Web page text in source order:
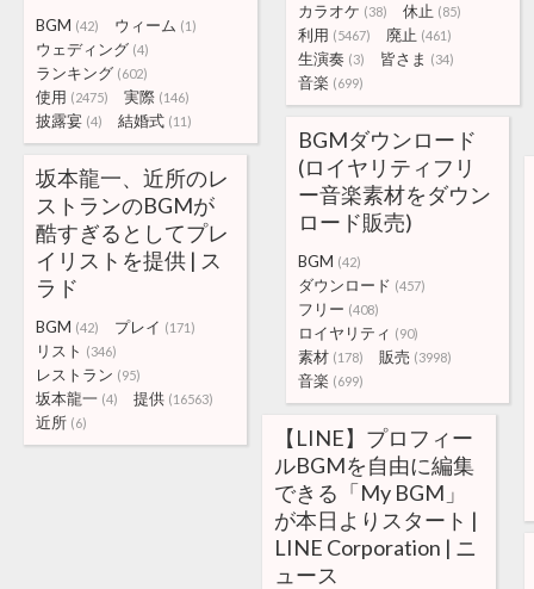
カラオケ (38) 休止 (85)
利用 (5467) 廃止 (461)
生演奏 (3) 皆さま (34)
音楽 (699)
BGM (42) ウィーム (1)
ウェディング (4)
ランキング (602)
使用 (2475) 実際 (146)
披露宴 (4) 結婚式 (11)
BGMダウンロード
(ロイヤリティフリ
ー音楽素材をダウン
ロード販売)
BGM (42)
ダウンロード (457)
フリー (408)
ロイヤリティ (90)
素材 (178) 販売 (3998)
音楽 (699)
坂本龍一、近所のレ
ストランのBGMが
酷すぎるとしてプレ
イリストを提供 | ス
ラド
BGM (42) プレイ (171)
リスト (346)
レストラン (95)
坂本龍一 (4) 提供 (16563)
近所 (6)
【LINE】プロフィー
ルBGMを自由に編集
できる「My BGM」
が本日よりスタート |
LINE Corporation | ニ
ュース